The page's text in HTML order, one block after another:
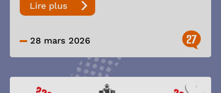
Lire plus
28 mars 2026 27